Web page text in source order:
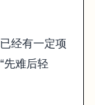
磨 20 次，也不希
经有一定项
先难后轻